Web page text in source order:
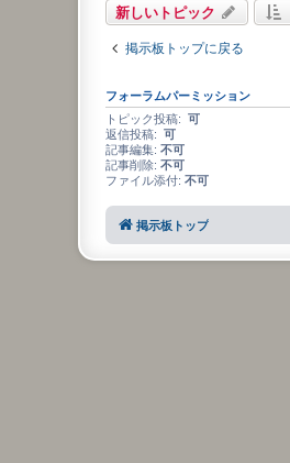
新しいトピック
掲示板トップに戻る
フォーラムパーミッション
トピック投稿: 可
返信投稿: 可
記事編集: 不可
記事削除: 不可
ファイル添付: 不可
掲示板トップ